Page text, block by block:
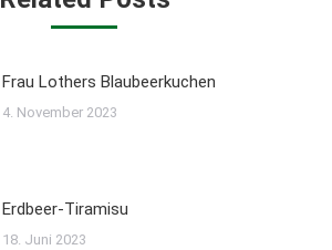
Frau Lothers Blaubeerkuchen
4. November 2023
Erdbeer-Tiramisu
18. Juni 2023